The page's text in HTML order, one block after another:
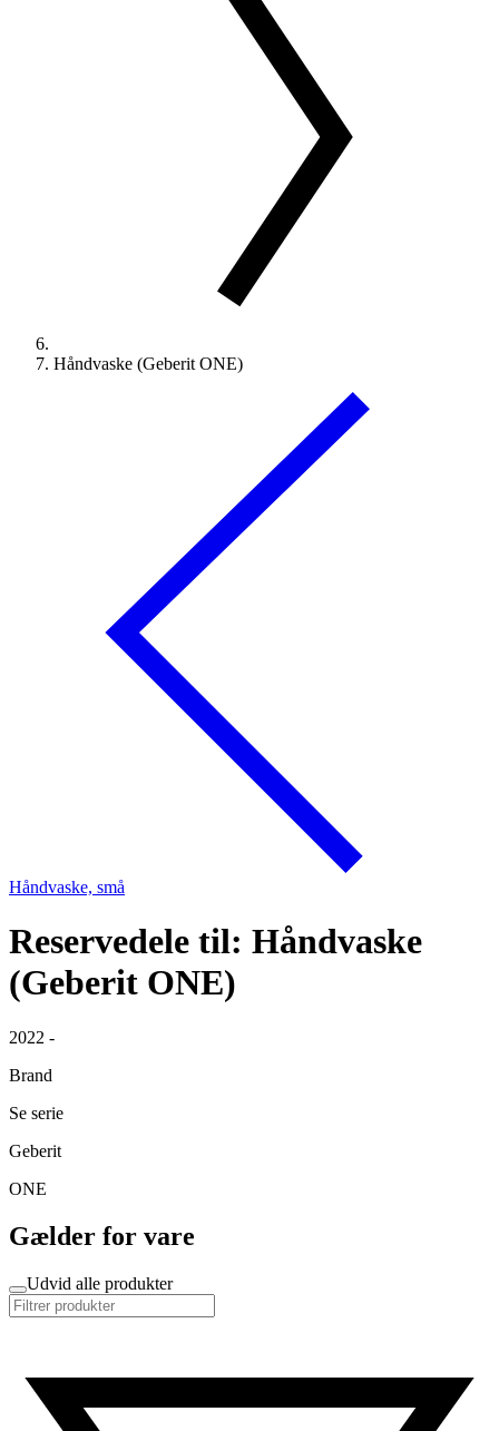
Håndvaske (Geberit ONE)
Håndvaske, små
Reservedele til: Håndvaske
(Geberit ONE)
2022 -
Brand
Se serie
Geberit
ONE
Gælder for vare
Udvid alle produkter